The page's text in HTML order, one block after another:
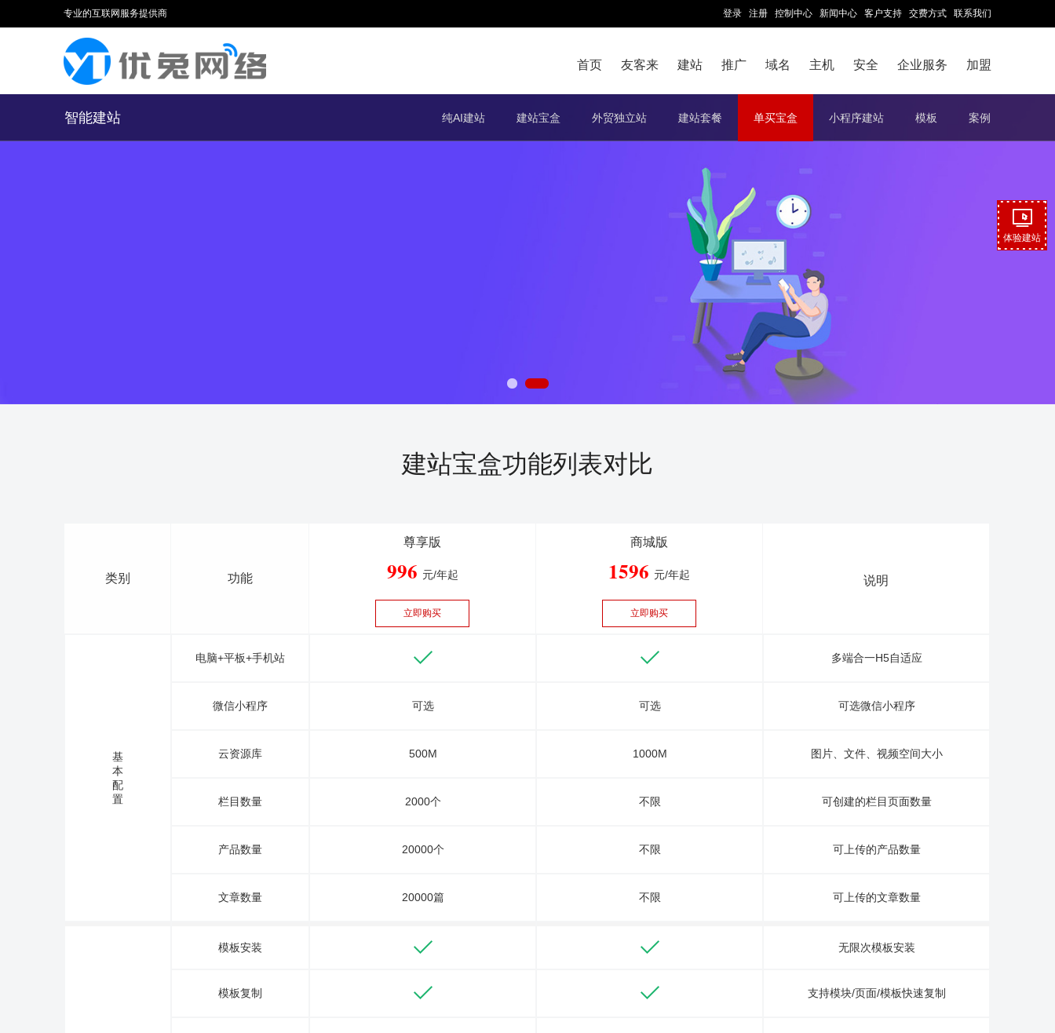
专业的互联网服务提供商 登录 注册 控制中心 新闻中心 客户支持 交费方式 联系我们
首页 友客来 建站 推广 域名 主机 安全 企业服务 加盟
智能建站 案例
模板
小程序建站
单买宝盒
建站套餐
外贸独立站
建站宝盒
纯AI建站
建站宝盒功能列表对比
类别 功能
尊享版
996 元/年起
立即购买
商城版
1596 元/年起
立即购买
说明
基
本
配
置
电脑+平板+手机站 多端合一H5自适应
微信小程序 可选 可选 可选微信小程序
云资源库 500M 1000M 图片、文件、视频空间大小
栏目数量 2000个 不限 可创建的栏目页面数量
产品数量 20000个 不限 可上传的产品数量
文章数量 20000篇 不限 可上传的文章数量
模板安装 无限次模板安装
模板复制 支持模块/页面/模板快速复制
体验建站